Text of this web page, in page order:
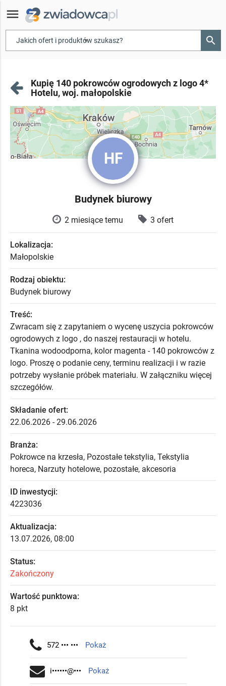
menu
▾ search
Kupię 140 pokrowców ogrodowych z logo 4*
Hotelu, woj. małopolskie
HF
Budynek biurowy
2 miesiące temu 3 ofert
Lokalizacja:
Małopolskie
Rodzaj obiektu:
Budynek biurowy
Treść:
Zwracam się z zapytaniem o wycenę uszycia pokrowców
ogrodowych z logo , do naszej restauracji w hotelu.
Tkanina wodoodporna, kolor magenta - 140 pokrowców z
logo. Proszę o podanie ceny, terminu realizacji i w razie
potrzeby wysłanie próbek materiału. W załączniku więcej
szczegółów.
Składanie ofert:
22.06.2026 - 29.06.2026
Branża:
Pokrowce na krzesła, Pozostałe tekstylia, Tekstylia
horeca, Narzuty hotelowe, pozostałe, akcesoria
ID inwestycji:
4223036
Aktualizacja:
13.07.2026, 08:00
Status:
Zakończony
Wartość punktowa:
8 pkt
572 ••• ••• Pokaż
i••••••@••• Pokaż